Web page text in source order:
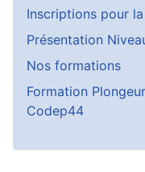
Inscriptions pour
Présentation
Nos formations
Formation
Codep44